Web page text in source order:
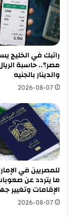
راتبك في الخليج
مصر؟.. حاسبة
والدينار بالجنيه
2026-08-07
للمصريين في
ما يتردد عن
الإقامات وتغيير
2026-08-07